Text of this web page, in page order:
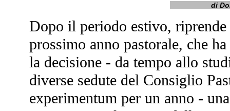
di
Dopo il periodo estivo,
prossimo anno pastorale, che
la decisione - da tempo allo
diverse sedute del Consiglio
experimentum per un anno -